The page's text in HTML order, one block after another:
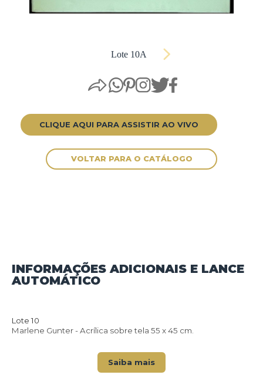
Lote 10A
INFORMAÇÕES ADICIONAIS E LANCE
AUTOMÁTICO
Lote 10
Marlene Gunter - Acrílica sobre tela 55 x 45 cm.
Saiba mais
CLIQUE AQUI PARA ASSISTIR AO VIVO
VOLTAR PARA O CATÁLOGO